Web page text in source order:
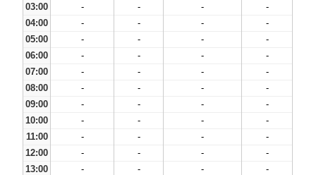
03:00
- - -
-
04:00
- - -
-
05:00
- - -
-
06:00
- - -
-
07:00
- - -
-
08:00
- - -
-
09:00
- - -
-
10:00
- - -
-
11:00
- - -
-
12:00
- - -
-
13:00
- - -
-